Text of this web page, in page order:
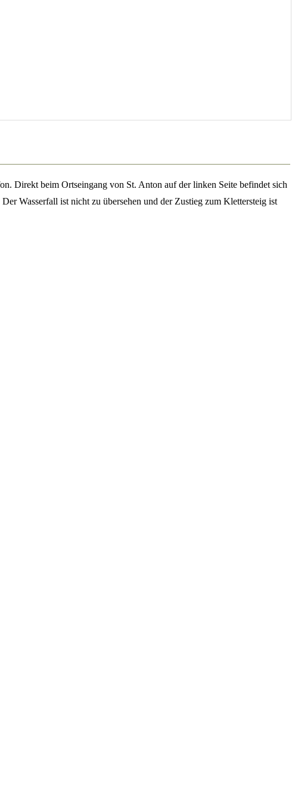
Direkt beim Ortseingang von St. Anton auf der linken Seite befindet sich
Wasserfall ist nicht zu übersehen und der Zustieg zum Klettersteig ist